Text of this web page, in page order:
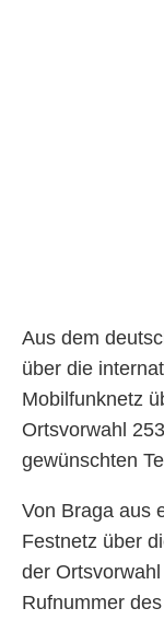
Aus dem
über die
Mobilfunknetz
Ortsvorwahl
gewünschten
Von Braga aus
Festnetz über
der
Rufnummer